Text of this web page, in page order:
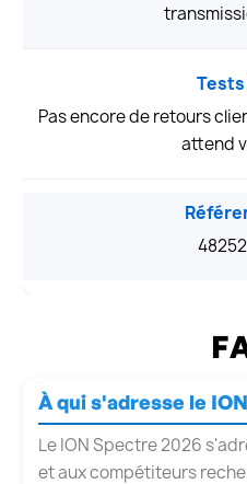
Pas encore de retours
attend
À qui s'adresse le
Le ION Spectre 2026
et aux compétiteurs